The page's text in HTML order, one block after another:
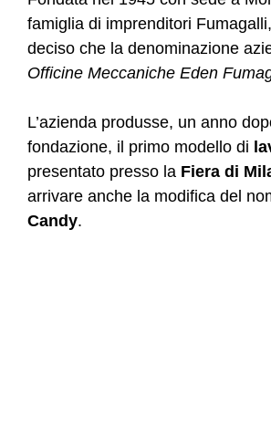
famiglia di imprenditori
deciso che la denominazione
Officine Meccaniche Eden
L’azienda produsse, un anno
fondazione, il primo modello di
presentato presso la Fiera di
arrivare anche la modifica del
Candy.